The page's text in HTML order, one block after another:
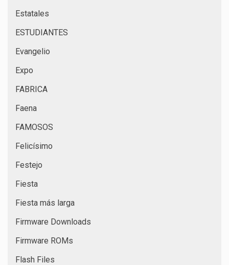
Estatales
ESTUDIANTES
Evangelio
Expo
FABRICA
Faena
FAMOSOS
Felicísimo
Festejo
Fiesta
Fiesta más larga
Firmware Downloads
Firmware ROMs
Flash Files